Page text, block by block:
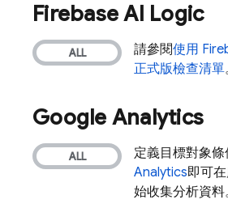
Firebase AI Logic
請參閱使用
正式版檢查清單
Google Analytics
定義目標對象條
Analytics即可
始收集分析資料